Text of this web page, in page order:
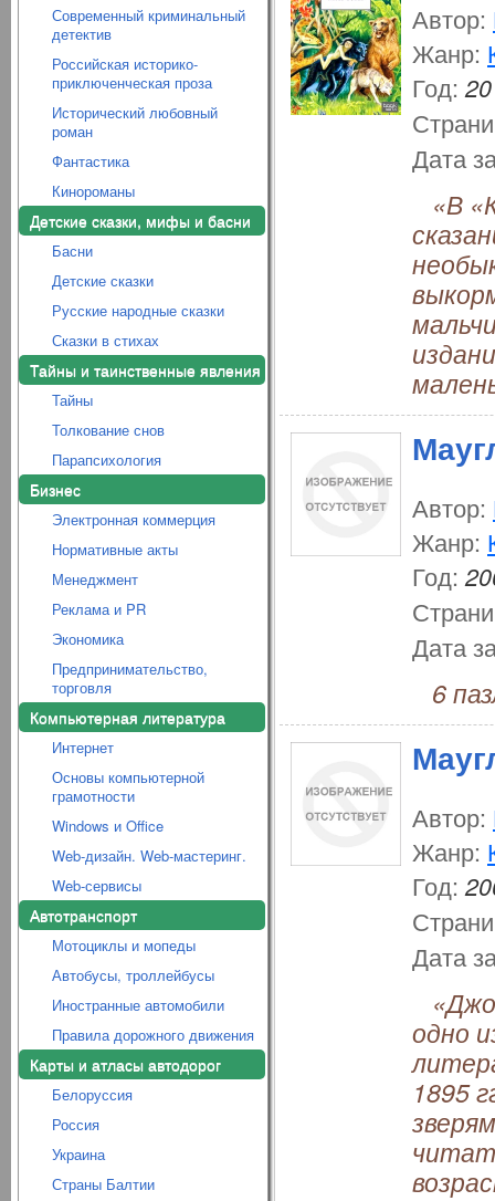
Современный криминальный
детектив
Российская историко-
приключенческая проза
Исторический любовный
роман
Фантастика
Кинороманы
Детские сказки, мифы и басни
Басни
Детские сказки
Русские народные сказки
Сказки в стихах
Тайны и таинственные явления
Тайны
Толкование снов
Парапсихология
Бизнес
Электронная коммерция
Нормативные акты
Менеджмент
Реклама и PR
Экономика
Предпринимательство,
торговля
Компьютерная литература
Интернет
Основы компьютерной
грамотности
Windows и Office
Web-дизайн. Web-мастеринг.
Web-сервисы
Автотранспорт
Мотоциклы и мопеды
Автобусы, троллейбусы
Иностранные автомобили
Правила дорожного движения
Карты и атласы автодорог
Белоруссия
Россия
Украина
Страны Балтии
Автор:
Жанр:
Год:
Дата
«В
Автор:
Жанр:
Год:
Дата
6
Автор:
Жанр:
Год:
Дата
одно
1895